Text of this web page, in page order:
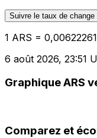
Suivre le taux de change
1 ARS =
6 août 2026, 23:51
Graphique ARS
Comparez et